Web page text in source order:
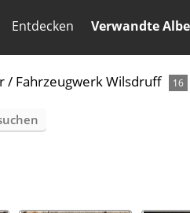
Entdecken Verwandte
/ Fahrzeugwerk Wilsdruff 16